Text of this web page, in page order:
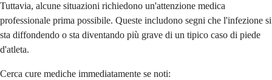
Tuttavia, alcune situazioni richiedono un'attenzione medica
professionale prima possibile. Queste includono segni che l'infezione si
sta diffondendo o sta diventando più grave di un tipico caso di piede
d'atleta.
Cerca cure mediche immediatamente se noti: